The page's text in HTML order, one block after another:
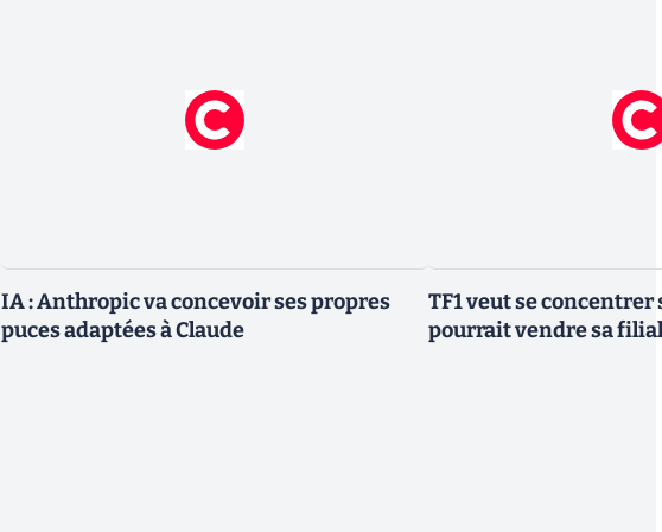
IA : Anthropic va concevoir ses propres
puces adaptées à Claude
TF1 veut se
pourrait vendre sa